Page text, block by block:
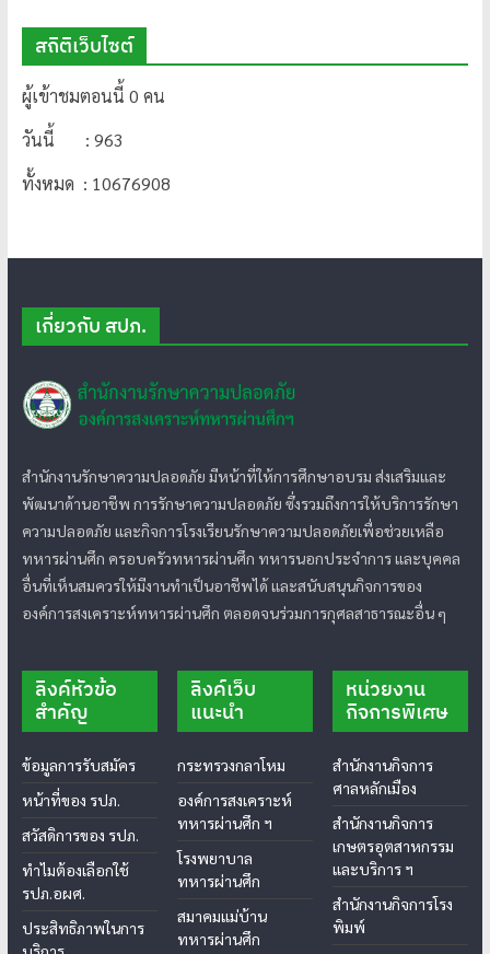
สถิติเว็บไซต์
ผู้เข้าชมตอนนี้ 0 คน
วันนี้ : 963
ทั้งหมด : 10676908
เกี่ยวกับ สปภ.
สำนักงานรักษาความปลอดภัย มีหน้าที่ให้การศึกษาอบรม ส่งเสริมและ
พัฒนาด้านอาชีพ การรักษาความปลอดภัย ซึ่งรวมถึงการให้บริการรักษา
ความปลอดภัย และกิจการโรงเรียนรักษาความปลอดภัยเพื่อช่วยเหลือ
ทหารผ่านศึก ครอบครัวทหารผ่านศึก ทหารนอกประจำการ และบุคคล
อื่นที่เห็นสมควรให้มีงานทำเป็นอาชีพได้ และสนับสนุนกิจการของ
องค์การสงเคราะห์ทหารผ่านศึก ตลอดจนร่วมการกุศลสาธารณะอื่น ๆ
ลิงค์หัวข้อ
สำคัญ
ข้อมูลการรับสมัคร
หน้าที่ของ รปภ.
สวัสดิการของ รปภ.
ทำไมต้องเลือกใช้
รปภ.อผศ.
ประสิทธิภาพในการ
ลิงค์เว็บ
แนะนำ
กระทรวงกลาโหม
องค์การสงเคราะห์
ทหารผ่านศึก ฯ
โรงพยาบาล
ทหารผ่านศึก
สมาคมแม่บ้าน
ทหารผ่านศึก
หน่วยงาน
กิจการพิเศษ
สำนักงานกิจการ
ศาลหลักเมือง
สำนักงานกิจการ
เกษตรอุตสาหกรรม
และบริการ ฯ
สำนักงานกิจการโรง
พิมพ์